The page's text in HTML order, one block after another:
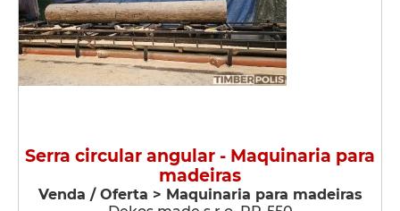
Serra circular angular - Maquinaria para
madeiras
Venda / Oferta > Maquinaria para madeiras